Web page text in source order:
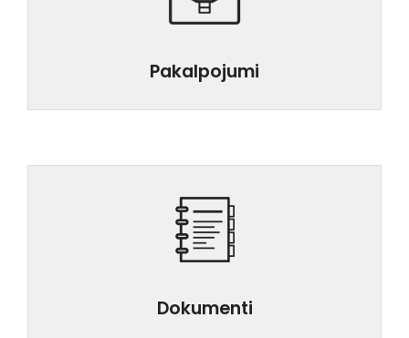
Pakalpojumi
Dokumenti